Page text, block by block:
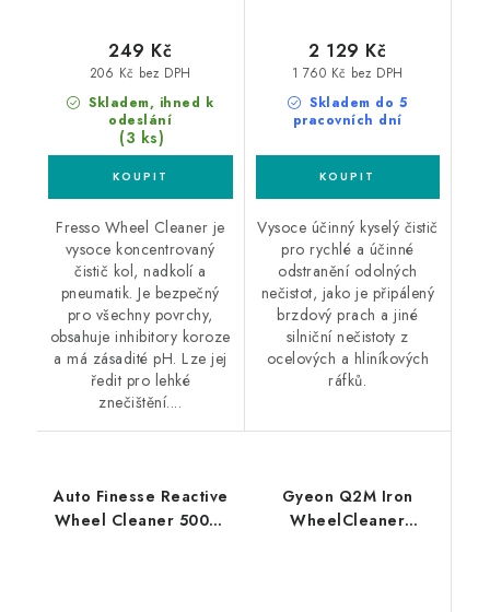
Skladem, ihned k
odeslání
(3 ks)
206 Kč bez DPH
249 Kč
Fresso Wheel Cleaner je
vysoce koncentrovaný
čistič kol, nadkolí a
pneumatik. Je bezpečný
pro všechny povrchy,
obsahuje inhibitory koroze
a má zásadité pH. Lze jej
ředit pro lehké
znečištění....
Skladem do 5
pracovních dní
1 760 Kč bez DPH
2 129 Kč
Vysoce účinný kyselý čistič
pro rychlé a účinné
odstranění odolných
nečistot, jako je připálený
brzdový prach a jiné
silniční nečistoty z
ocelových a hliníkových
ráfků.
Auto Finesse Reactive
Wheel Cleaner 500ml
Gyeon Q2M Iron
WheelCleaner